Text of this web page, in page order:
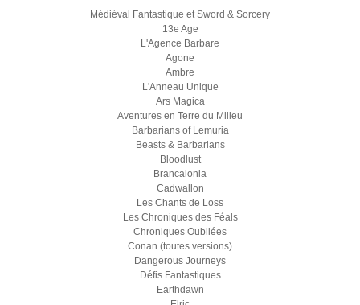
Médiéval Fantastique et Sword & Sorcery
13e Age
L'Agence Barbare
Agone
Ambre
L'Anneau Unique
Ars Magica
Aventures en Terre du Milieu
Barbarians of Lemuria
Beasts & Barbarians
Bloodlust
Brancalonia
Cadwallon
Les Chants de Loss
Les Chroniques des Féals
Chroniques Oubliées
Conan (toutes versions)
Dangerous Journeys
Défis Fantastiques
Earthdawn